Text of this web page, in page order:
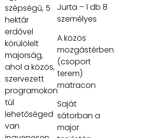
szépségű, 5
hektár
erdővel
körülölelt
majorság,
ahol a közös,
szervezett
programokon
túl
lehetőséged
van
Jurta – 1 db 8
személyes
A közös
mozgástérben
(csoport
terem)
matracon
Saját
sátorban a
major